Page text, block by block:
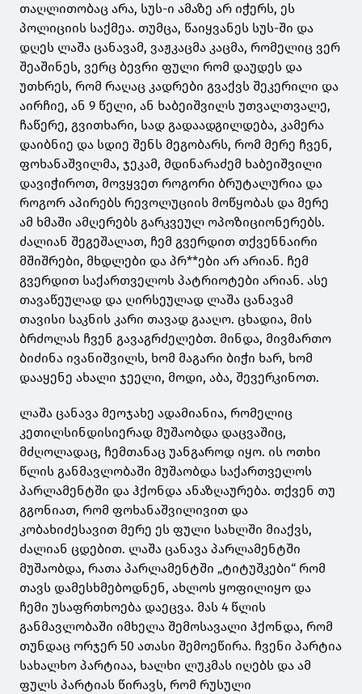
თაღლითობაც არა, სუს-ი ამაზე არ იჭერს, ეს
პოლიციის საქმეა. თუმცა, წაიყვანეს სუს-ში და
დღეს ლაშა ცანავამ, ვაჟკაცმა კაცმა, რომელიც ვერ
შეაშინეს, ვერც ბევრი ფული რომ დაუდეს და
უთხრეს, რომ რაღაც კადრები გვაქვს შეკერილი და
აირჩიე, ან 9 წელი, ან ხაბეიშვილს უთვალთვალე,
ჩაწერე, გვითხარი, სად გადაადგილდება, კამერა
დაიბნიე და სდიე შენს მეგობარს, რომ მერე ჩვენ,
ფოხანაშვილმა, ჯეკამ, მდინარაძემ ხაბეიშვილი
დავიჭიროთ, მოვყვეთ როგორი ბრუტალურია და
როგორ აპირებს რევოლუციის მოწყობას და მერე
ამ ხმაში ამღერებს გარკვეულ ოპოზიციონერებს.
ძალიან შეგეშალათ, ჩემ გვერდით თქვენნაირი
მშიშრები, მხდლები და პრ**ები არ არიან. ჩემ
გვერდით საქართველოს პატრიოტები არიან. ასე
თავაწეულად და ღირსეულად ლაშა ცანავამ
თავისი საკნის კარი თავად გააღო. ცხადია, მის
ბრძოლას ჩვენ გავაგრძელებთ. მინდა, მივმართო
ბიძინა ივანიშვილს, ხომ მაგარი ბიჭი ხარ, ხომ
დააყენე ახალი ჯეელი, მოდი, აბა, შევერკინოთ.
ლაშა ცანავა მეოჯახე ადამიანია, რომელიც
კეთილსინდისიერად მუშაობდა დაცვაშიც,
მძღოლადაც, ჩემთანაც უანგაროდ იყო. ის ოთხი
წლის განმავლობაში მუშაობდა საქართველოს
პარლამენტში და ჰქონდა ანაზღაურება. თქვენ თუ
გგონიათ, რომ ფოხანაშვილივით და
კობახიძესავით მერე ეს ფული სახლში მიაქვს,
ძალიან ცდებით. ლაშა ცანავა პარლამენტში
მუშაობდა, რათა პარლამენტში „ტიტუშკები“ რომ
თავს დამესხმებოდნენ, ახლოს ყოფილიყო და
ჩემი უსაფრთხოება დაეცვა. მას 4 წლის
განმავლობაში იმხელა შემოსავალი ჰქონდა, რომ
თუნდაც ორჯერ 50 ათასი შემოეწირა. ჩვენი პარტია
სახალხო პარტიაა, ხალხი ლუკმას იღებს და ამ
ფულს პარტიას წირავს, რომ რუსული